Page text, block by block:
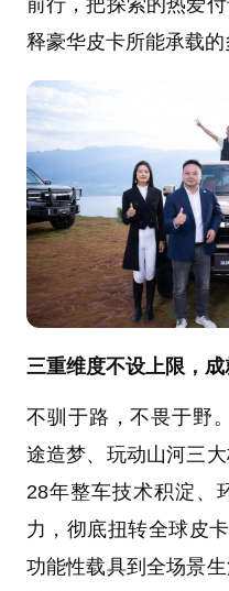
前行，把探索的热爱
释豪华皮卡所能承载的
三重维度不设上限，
不驯于路，不畏于野
途造梦、玩动山河三
28年整车技术积淀、
力，彻底扭转全球皮
功能性载具到全场景